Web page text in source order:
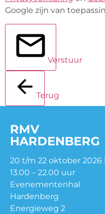
Google zijn van
Verstuur
Terug
RMV
HARDENBERG
20 t/m 22 oktober 2026 |
13.00 – 22.00 uur
Evenementenhal
Hardenberg
Energieweg 2